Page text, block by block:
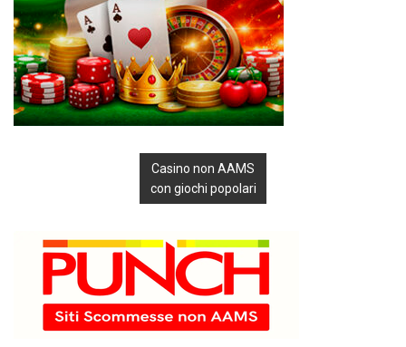
Casino non AAMS
con giochi popolari